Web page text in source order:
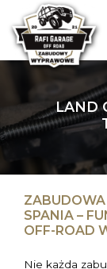
LAND
ZABUDOWA
SPANIA –
OFF-ROAD
Nie każda